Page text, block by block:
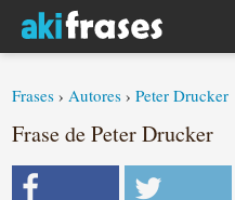
Frases ›Autores ›Peter Drucker
Frase de Peter Drucker